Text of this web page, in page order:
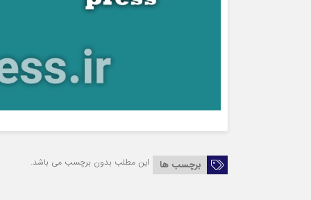
برچسب ها این مطلب بدون برچسب می باشد.